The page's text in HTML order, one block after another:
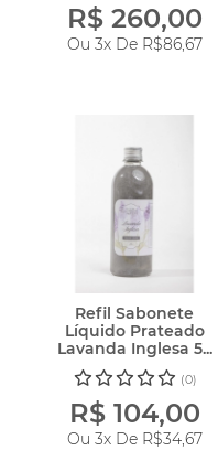
R$ 260,00
Ou 3x De R$86,67
Refil Sabonete
Líquido Prateado
Lavanda Inglesa 5...
(0)
R$ 104,00
Ou 3x De R$34,67